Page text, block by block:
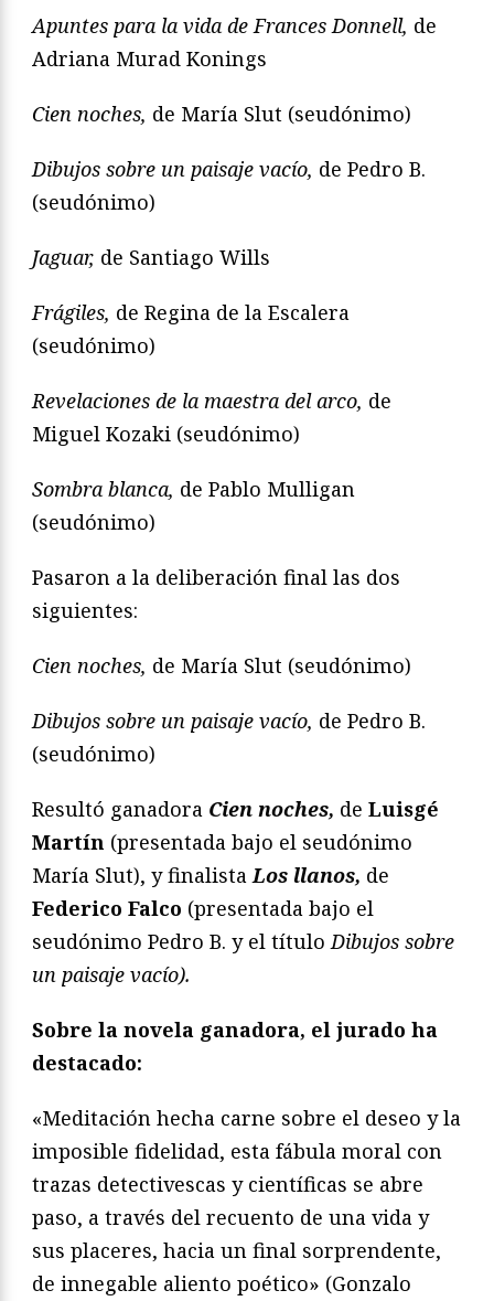
Apuntes para la vida de Frances Donnell, de
Adriana Murad Konings
Cien noches, de María Slut (seudónimo)
Dibujos sobre un paisaje vacío, de Pedro B.
(seudónimo)
Jaguar, de Santiago Wills
Frágiles, de Regina de la Escalera
(seudónimo)
Revelaciones de la maestra del arco, de
Miguel Kozaki (seudónimo)
Sombra blanca, de Pablo Mulligan
(seudónimo)
Pasaron a la deliberación final las dos
siguientes:
Cien noches, de María Slut (seudónimo)
Dibujos sobre un paisaje vacío, de Pedro B.
(seudónimo)
Resultó ganadora Cien noches, de Luisgé
Martín (presentada bajo el seudónimo
María Slut), y finalista Los llanos, de
Federico Falco (presentada bajo el
seudónimo Pedro B. y el título Dibujos sobre
un paisaje vacío).
Sobre la novela ganadora, el jurado ha
destacado:
«Meditación hecha carne sobre el deseo y la
imposible fidelidad, esta fábula moral con
trazas detectivescas y científicas se abre
paso, a través del recuento de una vida y
sus placeres, hacia un final sorprendente,
de innegable aliento poético» (Gonzalo